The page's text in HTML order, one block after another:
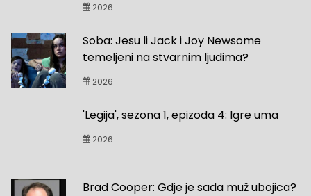
2026
Soba: Jesu li Jack i Joy Newsome
temeljeni na stvarnim ljudima?
2026
'Legija', sezona 1, epizoda 4: Igre uma
2026
Brad Cooper: Gdje je sada muž ubojica?